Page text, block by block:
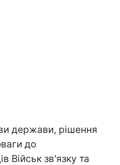
держави, рішення
до
Військ зв'язку та